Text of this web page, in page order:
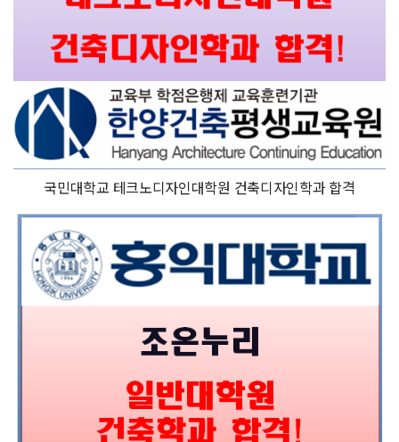
국민대학교 테크노디자인대학원 건축디자인학과 합격